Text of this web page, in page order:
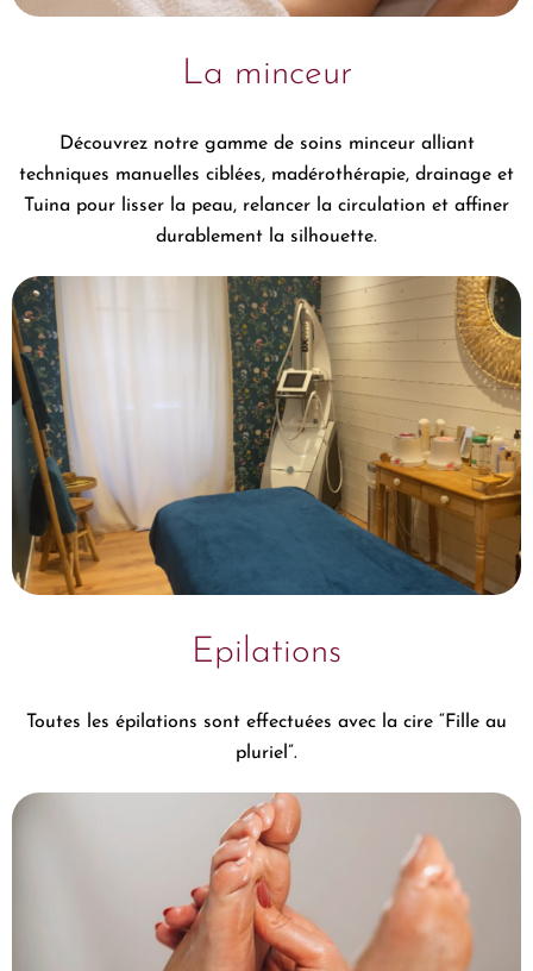
La minceur
Découvrez notre gamme de soins minceur alliant
techniques manuelles ciblées, madérothérapie, drainage et
Tuina pour lisser la peau, relancer la circulation et affiner
durablement la silhouette.
Epilations
Toutes les épilations sont effectuées avec la cire “Fille au
pluriel”.